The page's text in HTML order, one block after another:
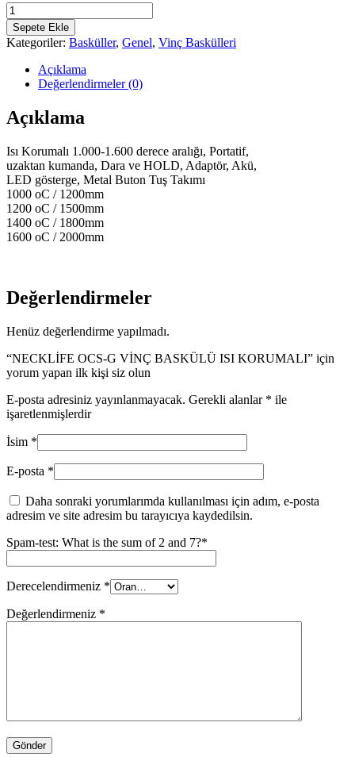
NECKLİFE
OCS-
G
VİNÇ
BASKÜLÜ
KORUMALI
adet
Sepete Ekle
Kategoriler: Basküller, Genel, Vinç Baskülleri
Açıklama
Değerlendirmeler (0)
Açıklama
Isı Korumalı 1.000-1.600 derece aralığı, Portatif,
uzaktan kumanda, Dara ve HOLD, Adaptör, Akü,
LED gösterge, Metal Buton Tuş Takımı
1000 oC / 1200mm
1200 oC / 1500mm
1400 oC / 1800mm
1600 oC / 2000mm
Değerlendirmeler
Henüz değerlendirme yapılmadı.
“NECKLİFE OCS-G VİNÇ BASKÜLÜ ISI KORUMALI” için
yorum yapan ilk kişi siz olun
E-posta adresiniz yayınlanmayacak. Gerekli alanlar * ile
işaretlenmişlerdir
İsim *
E-posta *
Daha sonraki yorumlarımda kullanılması için adım, e-posta
adresim ve site adresim bu tarayıcıya kaydedilsin.
Spam-test: What is the sum of 2 and 7?*
Derecelendirmeniz *
Değerlendirmeniz *